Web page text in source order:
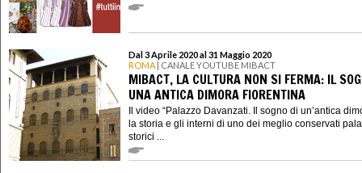
Dal 3 Aprile 2020 al 31 Maggio 2020
ROMA | CANALE YOUTUBE MIBACT
MIBACT, LA CULTURA NON SI FERMA: IL
UNA ANTICA DIMORA FIORENTINA
Il video “Palazzo Davanzati. Il sogno di un’antica
la storia e gli interni di uno dei meglio conservati
storici ...